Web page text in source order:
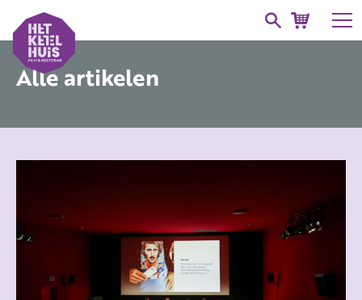
Alle artikelen